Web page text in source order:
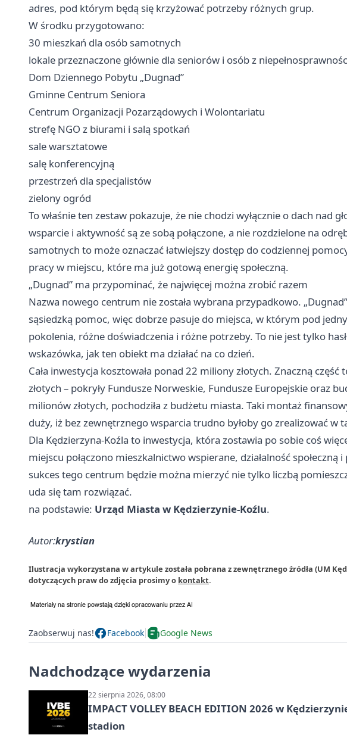
adres, pod którym będą się krzyżować potrzeby różnych grup.
W środku przygotowano:
30 mieszkań dla osób samotnych
lokale przeznaczone głównie dla seniorów i osób z
Dom Dziennego Pobytu „Dugnad”
Gminne Centrum Seniora
Centrum Organizacji Pozarządowych i Wolontariatu
strefę NGO z biurami i salą spotkań
sale warsztatowe
salę konferencyjną
przestrzeń dla specjalistów
zielony ogród
To właśnie ten zestaw pokazuje, że nie chodzi wyłącznie o dach nad
wsparcie i aktywność są ze sobą połączone, a nie rozdzielone na
samotnych to może oznaczać łatwiejszy dostęp do codziennej
pracy w miejscu, które ma już gotową energię społeczną.
„Dugnad” ma przypominać, że najwięcej można zrobić razem
Nazwa nowego centrum nie została wybrana przypadkowo.
sąsiedzką pomoc, więc dobrze pasuje do miejsca, w którym pod
pokolenia, różne doświadczenia i różne potrzeby. To nie jest tylko
wskazówka, jak ten obiekt ma działać na co dzień.
Cała inwestycja kosztowała ponad 22 miliony złotych. Znaczną
złotych – pokryły Fundusze Norweskie, Fundusze Europejskie oraz
milionów złotych, pochodziła z budżetu miasta. Taki montaż
duży, iż bez zewnętrznego wsparcia trudno byłoby go zrealizować w
Dla Kędzierzyna-Koźla to inwestycja, która zostawia po sobie coś
miejscu połączono mieszkalnictwo wspierane, działalność
sukces tego centrum będzie można mierzyć nie tylko liczbą
uda się tam rozwiązać.
na podstawie: Urząd Miasta w Kędzierzynie-Koźlu.
Autor:krystian
Ilustracja wykorzystana w artykule została pobrana z zewnętrznego źródła (UM
dotyczących praw do zdjęcia prosimy o kontakt.
Zaobserwuj nas! Facebook Google News
Nadchodzące wydarzenia
22 sierpnia 2026, 08:00
IMPACT VOLLEY BEACH EDITION 2026 w
stadion